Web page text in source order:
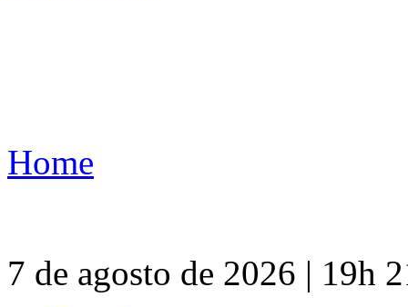
Home
7 de agosto de 2026 | 19h